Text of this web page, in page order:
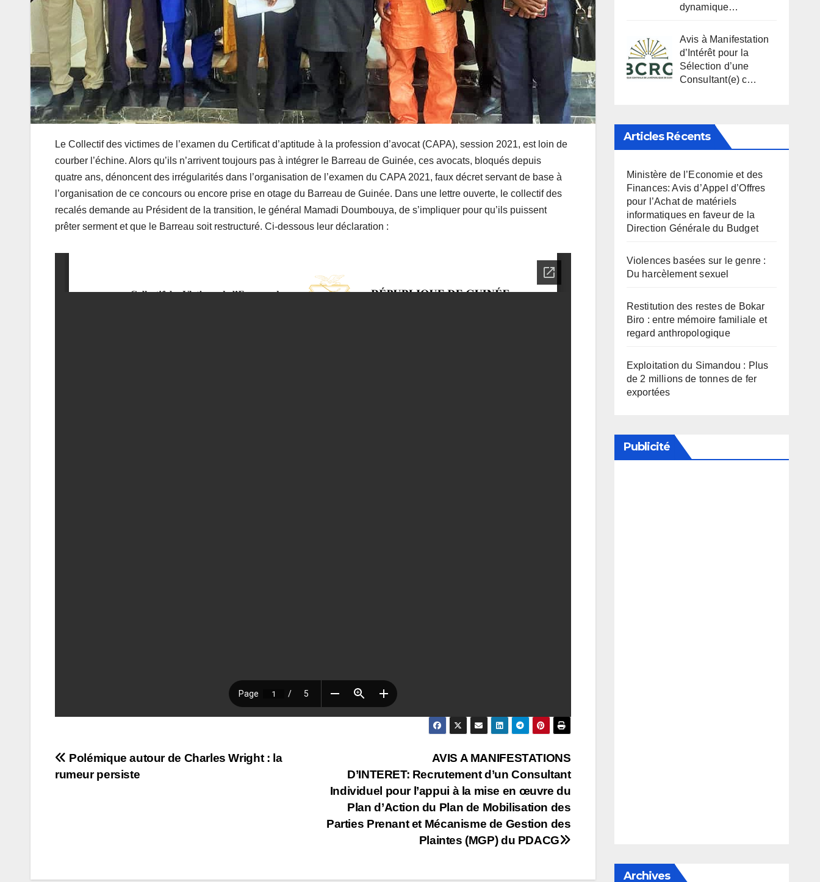
Le Collectif des victimes de l’examen du Certificat d’aptitude à la profession d’avocat (CAPA), session 2021, est loin de
courber l’échine. Alors qu’ils n’arrivent toujours pas à intégrer le Barreau de Guinée, ces avocats, bloqués depuis
quatre ans, dénoncent des irrégularités dans l’organisation de l’examen du CAPA 2021, faux décret servant de base à
l’organisation de ce concours ou encore prise en otage du Barreau de Guinée. Dans une lettre ouverte, le collectif des
recalés demande au Président de la transition, le général Mamadi Doumbouya, de s’impliquer pour qu’ils puissent
prêter serment et que le Barreau soit restructuré. Ci-dessous leur déclaration :
Navigation
AVIS A MANIFESTATIONS
D’INTERET: Recrutement d’un Consultant
Individuel pour l’appui à la mise en œuvre du
Plan d’Action du Plan de Mobilisation des
Parties Prenant et Mécanisme de Gestion des
Plaintes (MGP) du PDACG
Polémique autour de Charles Wright : la
rumeur persiste
dynamique…
Avis à Manifestation
d’Intérêt pour la
Sélection d’une
Consultant(e) c…
Articles Récents
Ministère de l’Economie et des
Finances: Avis d’Appel d’Offres
pour l’Achat de matériels
informatiques en faveur de la
Direction Générale du Budget
Violences basées sur le genre :
Du harcèlement sexuel
Restitution des restes de Bokar
Biro : entre mémoire familiale et
regard anthropologique
Exploitation du Simandou : Plus
de 2 millions de tonnes de fer
exportées
Publicité
Archives